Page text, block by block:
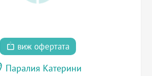
виж офертата
Паралия Катерини